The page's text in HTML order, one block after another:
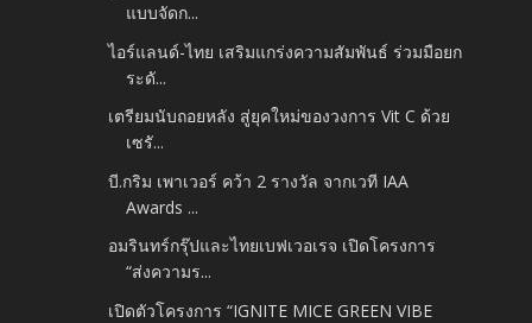
แบบจัดก...
ไอร์แลนด์-ไทย เสริมแกร่งความสัมพันธ์ ร่วมมือยก
ระดั...
เตรียมนับถอยหลัง สู่ยุคใหม่ของวงการ Vit C ด้วย
เซรั...
บี.กริม เพาเวอร์ คว้า 2 รางวัล จากเวที IAA
Awards ...
อมรินทร์กรุ๊ปและไทยเบฟเวอเรจ เปิดโครงการ
“ส่งความร...
เปิดตัวโครงการ “IGNITE MICE GREEN VIBE